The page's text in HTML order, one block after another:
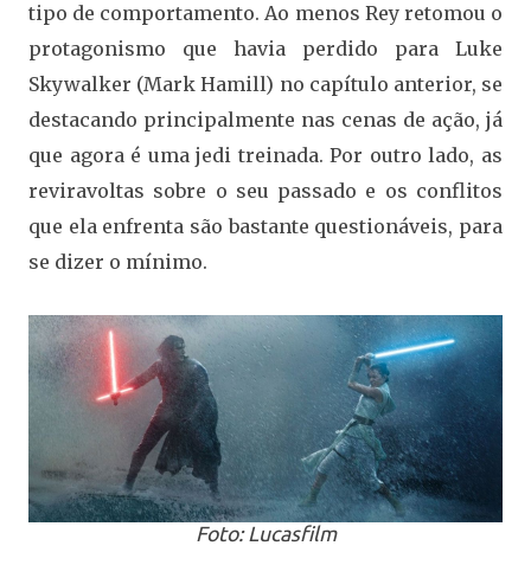
tipo de comportamento. Ao menos Rey retomou o
protagonismo que havia perdido para Luke
Skywalker (Mark Hamill) no capítulo anterior, se
destacando principalmente nas cenas de ação, já
que agora é uma jedi treinada. Por outro lado, as
reviravoltas sobre o seu passado e os conflitos
que ela enfrenta são bastante questionáveis, para
se dizer o mínimo.
Foto: Lucasfilm